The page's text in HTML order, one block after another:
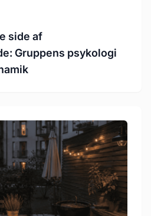
side af
Gruppens psykologi